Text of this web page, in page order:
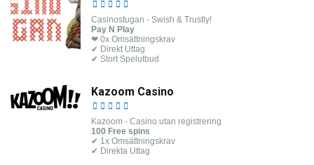
Casinostugan - Swish & Trustly!
Pay N Play
❤ 0x Omsättningskrav
✔ Direkt Uttag
✔ Stort Spelutbud
Kazoom Casino
Kazoom - Casino utan registrering
100 Free spins
✔ 1x Omsättningskrav
✔ Direkta Uttag